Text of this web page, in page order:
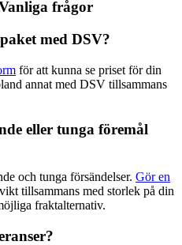
frågor
med DSV?
för att kunna se priset för din
annat med DSV tillsammans
eller tunga föremål
och tunga försändelser. Gör en
tillsammans med storlek på din
fraktalternativ.